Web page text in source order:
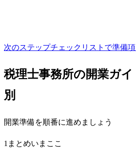
次のステップチェックリストで準備
税理士事務所の開業ガ
別
開業準備を順番に進めましょう
1 まとめいまここ